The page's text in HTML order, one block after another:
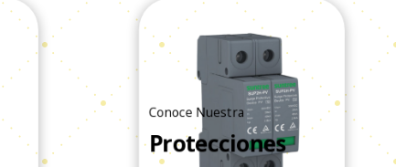
Conoce Nuestra
Protecciones